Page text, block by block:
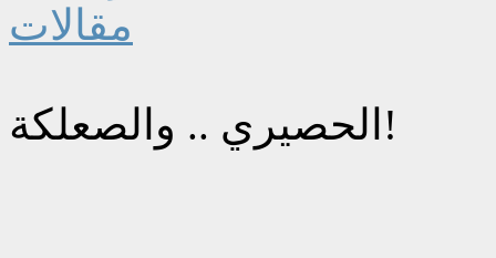
مقالات
الحصيري .. والصعلكة!